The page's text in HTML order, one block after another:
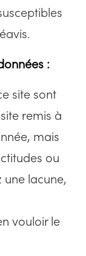
:
site sont
remis à
mais
ou
une lacune,
vouloir le